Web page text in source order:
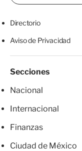
Directorio
Aviso de Privacidad
Secciones
Nacional
Internacional
Finanzas
Ciudad de México